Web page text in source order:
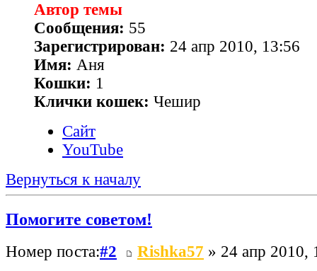
Автор темы
Сообщения: 55
Зарегистрирован: 24 апр 2010, 13:56
Имя: Аня
Кошки: 1
Клички кошек: Чешир
Сайт
YouTube
Вернуться к началу
Помогите советом!
Номер поста:#2 Rishka57 » 24 апр 2010,